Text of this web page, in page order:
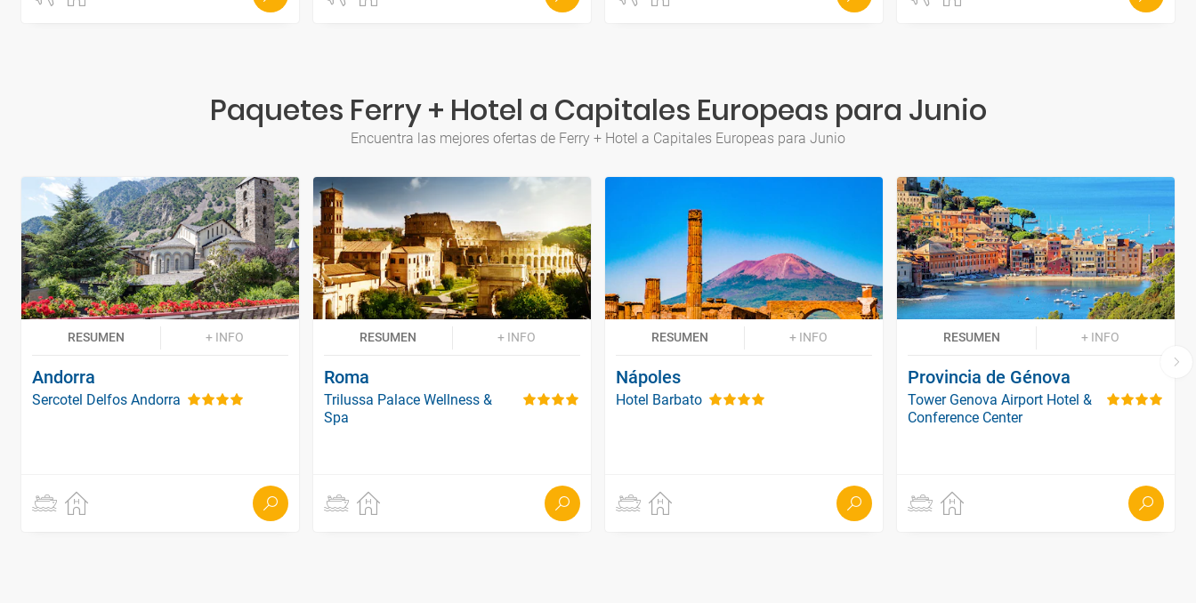
Paquetes Ferry + Hotel a Capitales Europeas para Junio
Encuentra las mejores ofertas de Ferry + Hotel a Capitales Europeas para Junio
RESUMEN + INFO
Andorra
Sercotel Delfos Andorra
RESUMEN + INFO
Roma
Trilussa Palace Wellness &
Spa
RESUMEN + INFO
Nápoles
Hotel Barbato
RESUMEN + INFO
Provincia de Génova
Tower Genova Airport Hotel &
Conference Center